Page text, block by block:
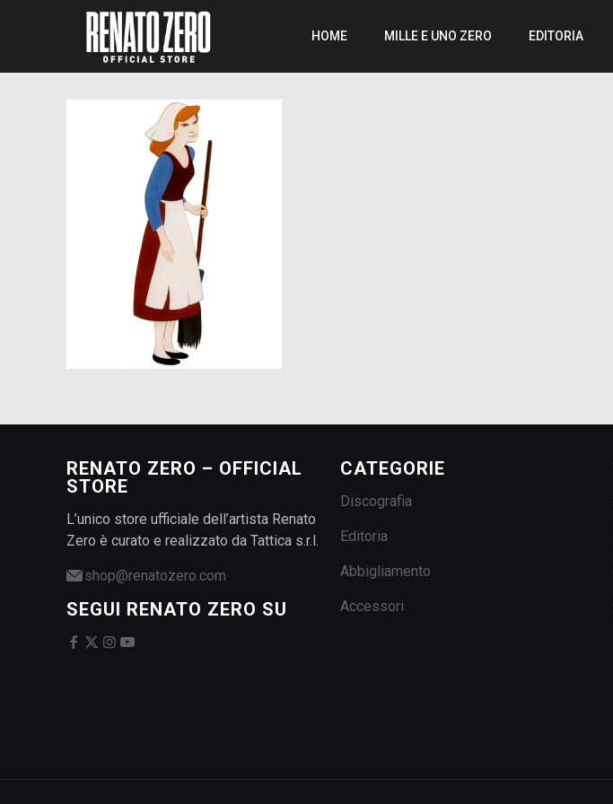
HOME MILLE E UNO ZERO EDITORIA
RENATO ZERO – OFFICIAL
STORE
L’unico store ufficiale dell’artista Renato
Zero è curato e realizzato da Tattica s.r.l.
shop@renatozero.com
SEGUI RENATO ZERO SU
CATEGORIE
Discografia
Editoria
Abbigliamento
Accessori